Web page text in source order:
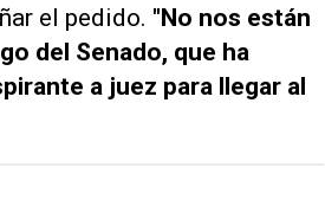
el pedido. "No nos están
del Senado, que ha
a juez para llegar al